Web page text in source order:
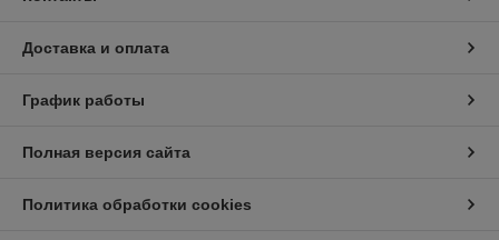
Доставка и оплата
График работы
Полная версия сайта
Политика обработки cookies